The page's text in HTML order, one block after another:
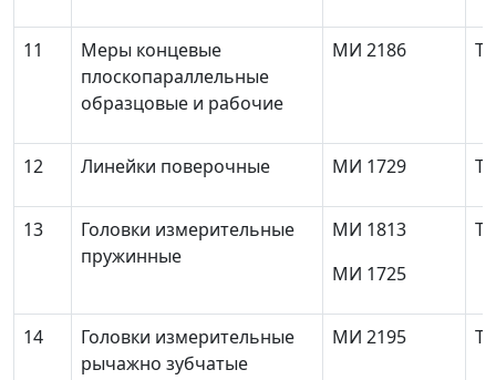
11
Меры концевые
плоскопараллельные
образцовые и рабочие
МИ 2186
12 Линейки поверочные МИ 1729
13
Головки измерительные
пружинные
МИ 1813
МИ 1725
14
Головки измерительные
рычажно зубчатые
МИ 2195